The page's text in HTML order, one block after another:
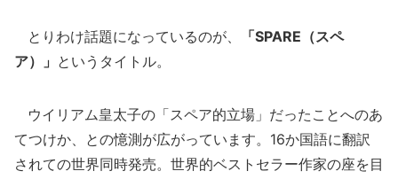
とりわけ話題になっているのが、
「SPARE（スペ
ア）」 というタイトル。
ウイリアム皇太子の「スペア的立場」だったことへのあ
てつけか、との憶測が広がっています。16か国語に翻訳
されての世界同時発売。世界的ベストセラー作家の座を目